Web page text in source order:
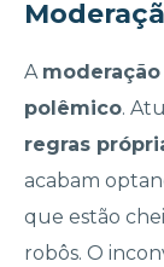
A
polêmico.
regras
acabam
que estão
robôs. O